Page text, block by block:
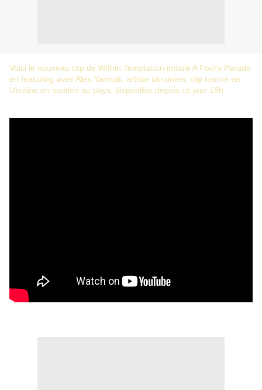
Voici le nouveau clip de Within Temptation intitulé A Fool's Parade
en featuring avec Alex Yarmak, artiste ukrainien, clip tourné en
Ukraine en soutien au pays, disponible depuis ce jour 18h :